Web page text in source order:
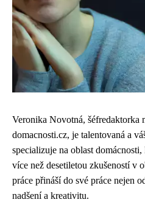
Veronika Novotná, šéfredaktorka
domacnosti.cz, je talentovaná a
specializuje na oblast
více než desetiletou zkušeností v
práce přináší do své práce nejen
nadšení a kreativitu.